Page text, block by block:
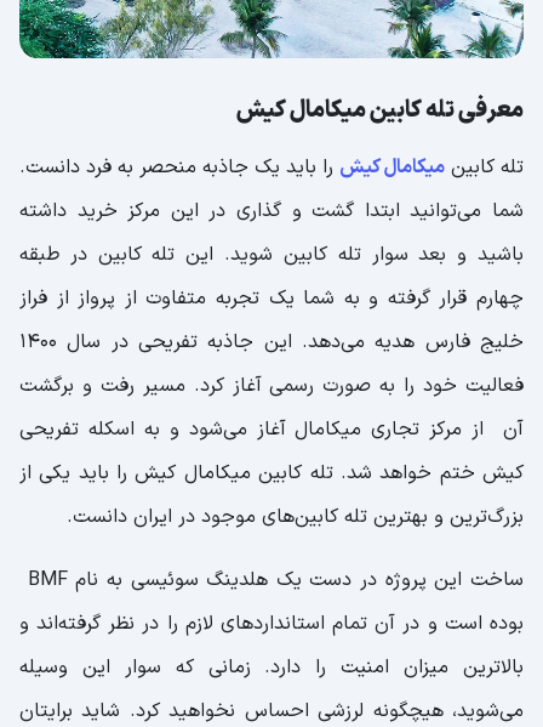
معرفی تله کابین میکامال کیش
تله کابین میکامال کیش را باید یک جاذبه منحصر به فرد دانست.
شما می‌توانید ابتدا گشت و گذاری در این مرکز خرید داشته
باشید و بعد سوار تله کابین شوید. این تله کابین در طبقه
چهارم قرار گرفته و به شما یک تجربه متفاوت از پرواز از فراز
خلیج فارس هدیه می‌دهد. این جاذبه تفریحی در سال 1400
فعالیت خود را به ‌صورت رسمی آغاز کرد. مسیر رفت و برگشت
آن از مرکز تجاری میکامال آغاز می‌شود و به اسکله تفریحی
کیش ختم خواهد شد. تله کابین میکامال کیش را باید یکی از
بزرگ‌ترین و بهترین تله کابین‌های موجود در ایران دانست.
بوده است و در آن تمام استانداردهای لازم را در نظر گرفته‌اند و
بالاترین میزان امنیت را دارد. زمانی که سوار این وسیله
می‌شوید، هیچگونه لرزشی احساس نخواهید کرد. شاید برایتان